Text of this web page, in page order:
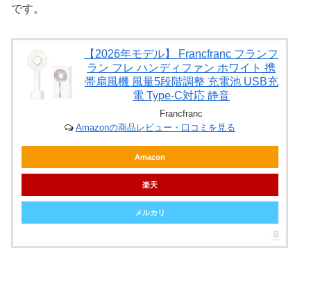
です。
【2026年モデル】 Francfranc フランフ
ラン フレ ハンディファン ホワイト 携
帯扇風機 風量5段階調整 充電池 USB充
電 Type-C対応 静音
Francfranc
Amazonの商品レビュー・口コミを見る
Amazon
楽天
メルカリ